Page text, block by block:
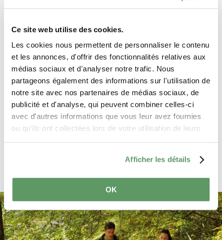
Ce site web utilise des cookies.
Les cookies nous permettent de personnaliser le contenu
et les annonces, d'offrir des fonctionnalités relatives aux
médias sociaux et d'analyser notre trafic. Nous
partageons également des informations sur l'utilisation de
notre site avec nos partenaires de médias sociaux, de
publicité et d'analyse, qui peuvent combiner celles-ci
avec d'autres informations que vous leur avez fournies
ou qu'ils ont collectées lors de votre utilisation de leurs
Afficher les détails
OK
Commentaires sur la
tournée
Signaler un problème